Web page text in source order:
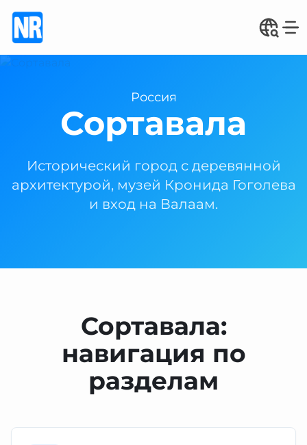
Россия
Сортавала
Исторический город с деревянной
архитектурой, музей Кронида Гоголева
и вход на Валаам.
Сортавала:
навигация по
разделам